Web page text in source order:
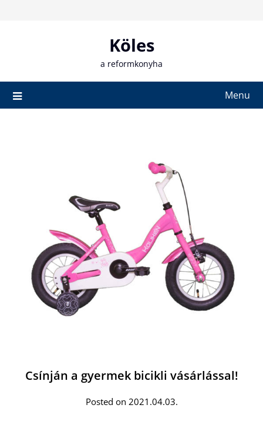
Köles
a reformkonyha
Menu
Csínján a gyermek bicikli vásárlással!
Posted on 2021.04.03.